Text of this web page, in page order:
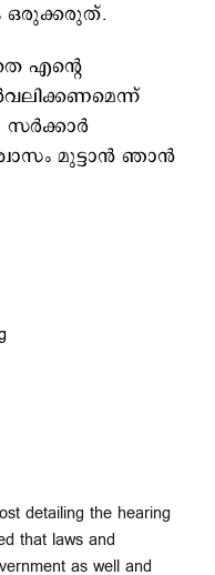
ഒരുക്കരുത്‌.
എന്റെ
മുട്ടാൻ ഞാൻ
detailing the hearing
that laws and
as well and